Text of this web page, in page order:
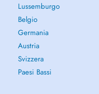
Lussemburgo
Belgio
Germania
Austria
Svizzera
Paesi Bassi